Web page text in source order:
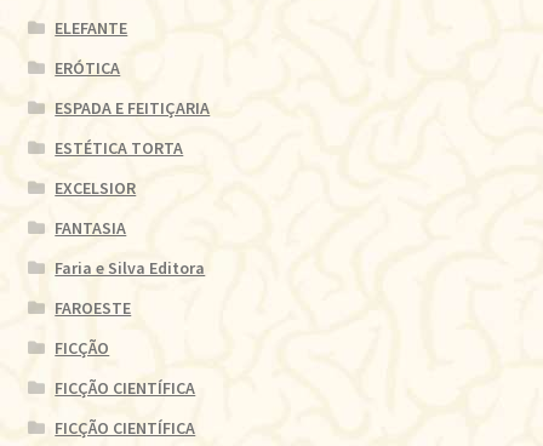
ELEFANTE
ERÓTICA
ESPADA E FEITIÇARIA
ESTÉTICA TORTA
EXCELSIOR
FANTASIA
Faria e Silva Editora
FAROESTE
FICÇÃO
FICÇÃO CIENTÍFICA
FICÇÃO CIENTÍFICA